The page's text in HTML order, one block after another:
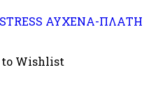
to Wishlist